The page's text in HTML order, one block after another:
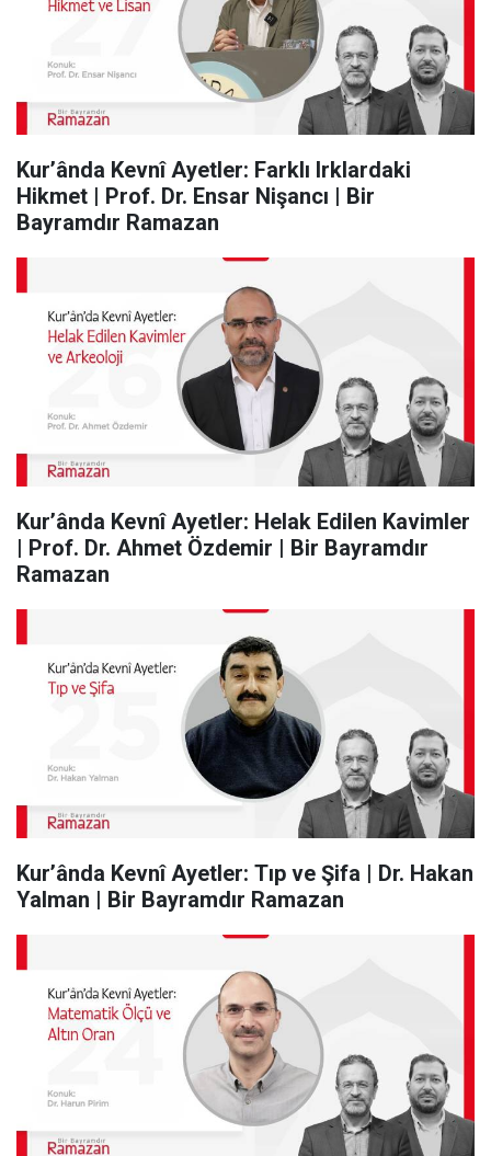
Kur’ânda Kevnî Ayetler: Farklı Irklardaki
Hikmet | Prof. Dr. Ensar Nişancı | Bir
Bayramdır Ramazan
Kur’ânda Kevnî Ayetler: Helak Edilen Kavimler
| Prof. Dr. Ahmet Özdemir | Bir Bayramdır
Ramazan
Kur’ânda Kevnî Ayetler: Tıp ve Şifa | Dr. Hakan
Yalman | Bir Bayramdır Ramazan